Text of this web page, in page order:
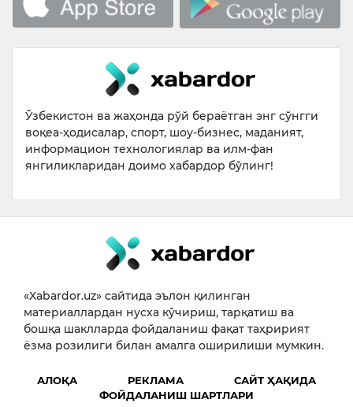
Ўзбекистон ва жаҳонда рўй бераётган энг сўнгги
воқеа-ҳодисалар, спорт, шоу-бизнес, маданият,
информацион технологиялар ва илм-фан
янгиликларидан доимо хабардор бўлинг!
«Xabardor.uz» сайтида эълон қилинган
материаллардан нусха кўчириш, тарқатиш ва
бошқа шаклларда фойдаланиш фақат таҳририят
ёзма розилиги билан амалга оширилиши мумкин.
АЛОҚА РЕКЛАМА
САЙТ ҲАҚИДА
ФОЙДАЛАНИШ ШАРТЛАРИ